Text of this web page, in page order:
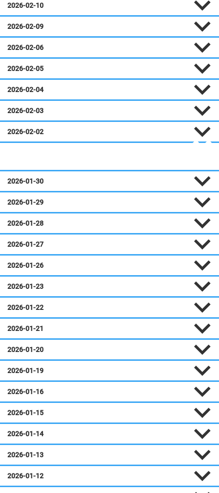
2026-02-10
2026-02-09
2026-02-06
2026-02-05
2026-02-04
2026-02-03
2026-02-02
2026-01-30
2026-01-29
2026-01-28
2026-01-27
2026-01-26
2026-01-23
2026-01-22
2026-01-21
2026-01-20
2026-01-19
2026-01-16
2026-01-15
2026-01-14
2026-01-13
2026-01-12